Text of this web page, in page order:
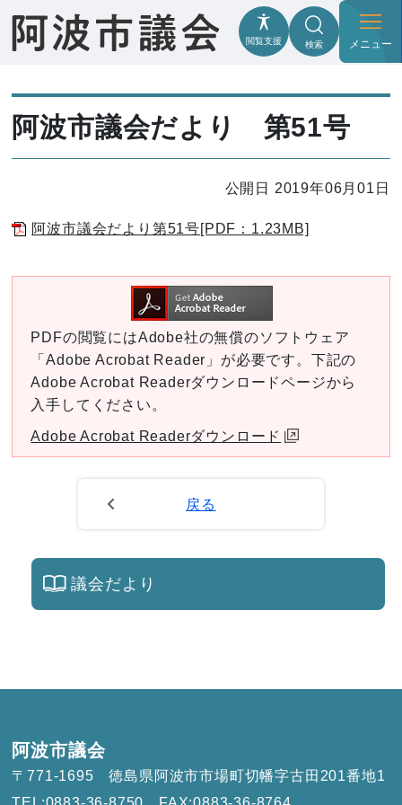
閲覧支援 検索 メニュー
阿波市議会だより 第51号
公開日 2019年06月01日
阿波市議会だより第51号[PDF：1.23MB]
PDFの閲覧にはAdobe社の無償のソフトウェア
「Adobe Acrobat Reader」が必要です。下記の
Adobe Acrobat Readerダウンロードページから
入手してください。
Adobe Acrobat Readerダウンロード
戻る
議会だより
阿波市議会
〒771-1695
徳島県阿波市市場町切幡字古田201番地1